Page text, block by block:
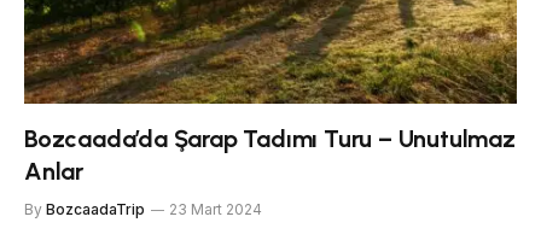
Bozcaada’da Şarap Tadımı Turu – Unutulmaz
Anlar
By BozcaadaTrip 23 Mart 2024